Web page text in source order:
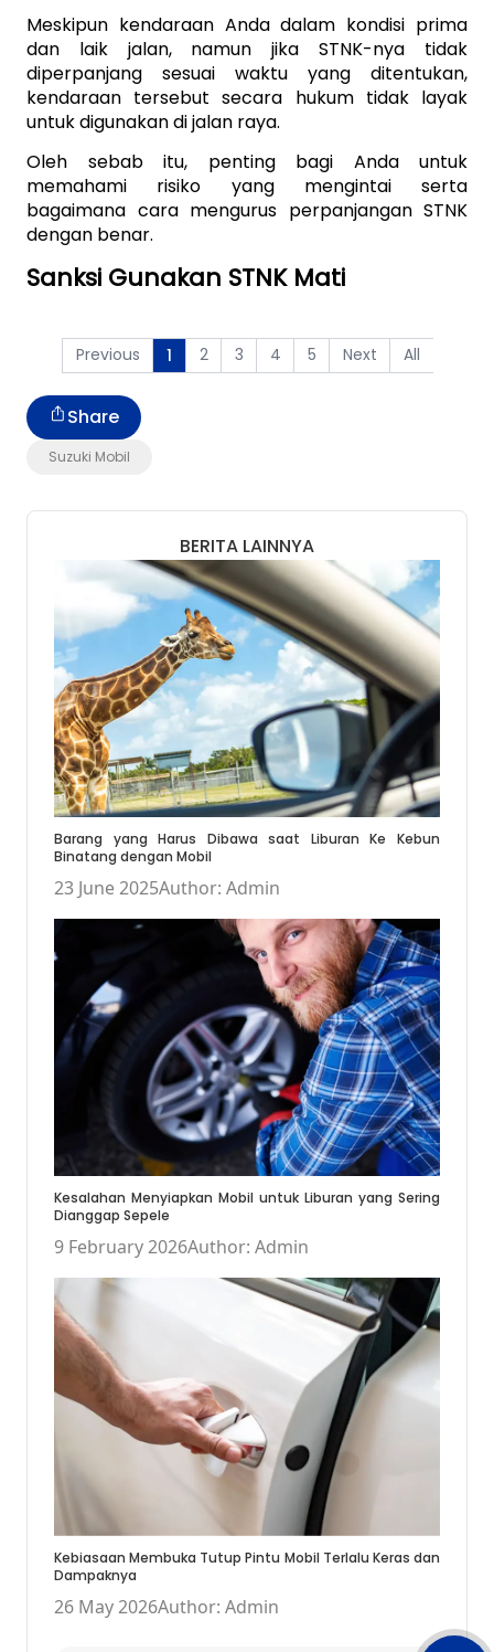
Meskipun kendaraan Anda dalam kondisi prima
dan laik jalan, namun jika STNK-nya tidak
diperpanjang sesuai waktu yang ditentukan,
kendaraan tersebut secara hukum tidak layak
untuk digunakan di jalan raya.
Oleh sebab itu, penting bagi Anda untuk
memahami risiko yang mengintai serta
bagaimana cara mengurus perpanjangan STNK
dengan benar.
Sanksi Gunakan STNK Mati
Previous 1 2 3 4 5 Next All
Suzuki Mobil
Share
BERITA LAINNYA
Barang yang Harus Dibawa saat Liburan Ke Kebun
Binatang dengan Mobil
23 June 2025Author: Admin
Kesalahan Menyiapkan Mobil untuk Liburan yang Sering
Dianggap Sepele
9 February 2026Author: Admin
Kebiasaan Membuka Tutup Pintu Mobil Terlalu Keras dan
Dampaknya
26 May 2026Author: Admin